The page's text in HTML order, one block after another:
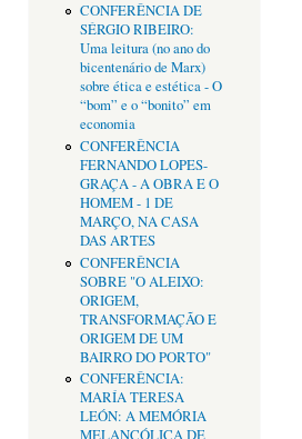
CONFERÊNCIA DE
SÉRGIO RIBEIRO:
Uma leitura (no ano do
bicentenário de Marx)
sobre ética e estética - O
“bom” e o “bonito” em
economia
CONFERÊNCIA
FERNANDO LOPES-
GRAÇA - A OBRA E O
HOMEM - 1 DE
MARÇO, NA CASA
DAS ARTES
CONFERÊNCIA
SOBRE "O ALEIXO:
ORIGEM,
TRANSFORMAÇÃO E
ORIGEM DE UM
BAIRRO DO PORTO"
CONFERÊNCIA:
MARÍA TERESA
LEÓN: A MEMÓRIA
MELANCÓLICA DE